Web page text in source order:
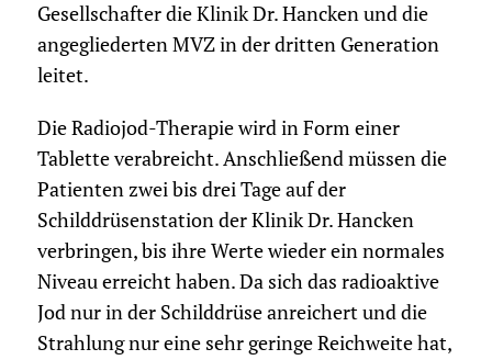
Gesellschafter die Klinik Dr. Hancken und die
angegliederten MVZ in der dritten Generation
leitet.
Die Radiojod-Therapie wird in Form einer
Tablette verabreicht. Anschließend müssen die
Patienten zwei bis drei Tage auf der
Schilddrüsenstation der Klinik Dr. Hancken
verbringen, bis ihre Werte wieder ein normales
Niveau erreicht haben. Da sich das radioaktive
Jod nur in der Schilddrüse anreichert und die
Strahlung nur eine sehr geringe Reichweite hat,